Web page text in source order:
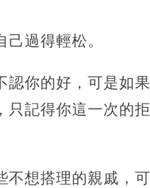
過得輕松。
認你的好，可是如果
只記得你這一次的拒
不想搭理的親戚，可